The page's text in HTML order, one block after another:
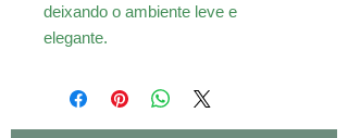
deixando o ambiente leve e
elegante.